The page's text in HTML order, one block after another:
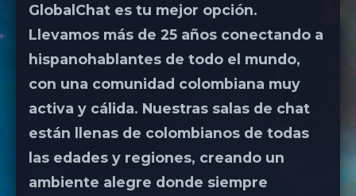
GlobalChat es tu mejor opción.
Llevamos más de 25 años conectando a
hispanohablantes de todo el mundo,
con una comunidad colombiana muy
activa y cálida. Nuestras salas de chat
están llenas de colombianos de todas
las edades y regiones, creando un
ambiente alegre donde siempre